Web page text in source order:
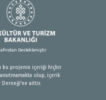
Destekleniştir
bu projenin içeriği hiçbir
olup, içerik
aittir.